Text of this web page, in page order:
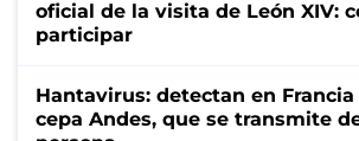
oficial de la visita de León XIV:
participar
Hantavirus: detectan en Francia
cepa Andes, que se transmite